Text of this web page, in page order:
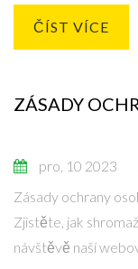
ČÍST VÍCE
ZÁSADY
pro, 10 2023
Zásady ochrany
Zjistěte, jak
návštěvě naší